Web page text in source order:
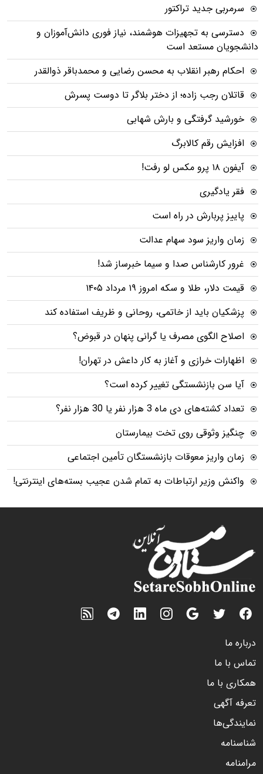
سرمربی جدید تراکتور
دسترسی به تجهیزات هوشمند، نیاز فوری دانش‌آموزان و
دانشجویان مستعد است
احکام رهبر انقلاب به محسن رضایی و محمدباقر ذوالقدر
قاتلان رجب زاده؛ از دختر بلاگر تا دوست پسرش
خورشید گرفتگی و بارش شهابی
افزایش رقم کالابرگ
آیفون ۱۸ پرو مکس لو رفت!
فقر یادگیری
پاییز پربارش در راه است
زمان واریز سود سهام عدالت
غرور کارشناس صدا و سیما خبرساز شد!
قیمت دلار، طلا و سکه امروز ۱۹ مرداد ۱۴۰۵
پزشکیان باید از خاتمی، روحانی و ظریف استفاده کند
اصلاح الگوی مصرف یا گرانی پنهان در قبوض؟
اظهارات خرازی و آغاز به کار داعش در تهران!
آیا سن بازنشستگی تغییر کرده است؟
تعداد کشته‌های دی ماه 3 هزار نفر یا 30 هزار نفر؟
چنگیز وثوقی روی تخت بیمارستان
زمان واریز معوقات بازنشستگان تأمین اجتماعی
واکنش وزیر ارتباطات به تمام شدن عجیب بسته‌های اینترنتی!
درباره ما
تماس با ما
همکاری با ما
تعرفه آگهی
نمایندگی‌ها
شناسنامه
مرامنامه